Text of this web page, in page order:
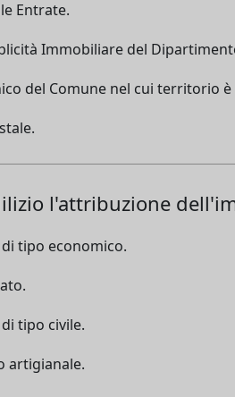
Entrate.
Immobiliare del
del Comune nel cui territorio
l'attribuzione
tipo economico.
tipo civile.
artigianale.